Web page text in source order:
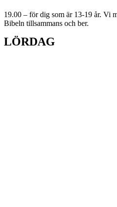
19.00 – för dig som är 13-19 år. Vi
Bibeln tillsammans och ber.
LÖRDAG